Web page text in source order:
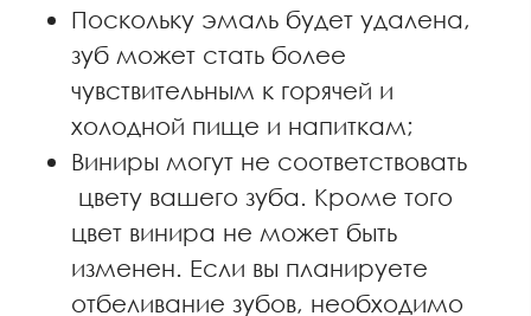
Поскольку эмаль будет удалена,
зуб может стать более
чувствительным к горячей и
холодной пище и напиткам;
Виниры могут не соответствовать
цвету вашего зуба. Кроме того
цвет винира не может быть
изменен. Если вы планируете
отбеливание зубов, необходимо